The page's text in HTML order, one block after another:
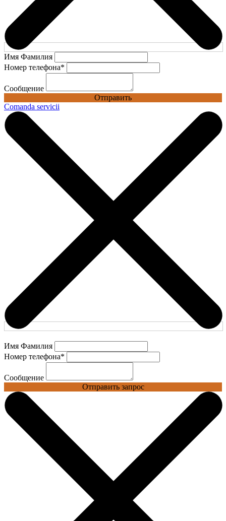
Имя Фамилия
Номер телефона*
Сообщение
Отправить
Comanda servicii
Имя Фамилия
Номер телефона*
Сообщение
Отправить запрос